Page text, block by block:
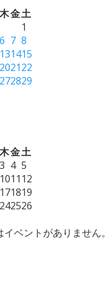
木金土
1
6 7 8
131415
202122
272829
木金土
3 4 5
1011 12
171819
242526
ベントがありません。